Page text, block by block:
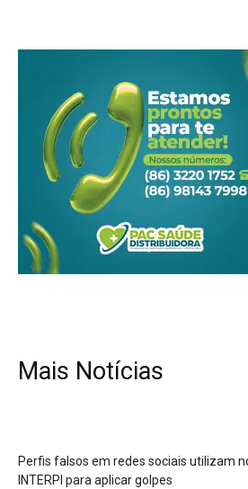
Mais Notícias
Perfis falsos em redes sociais utilizam
INTERPI para aplicar golpes